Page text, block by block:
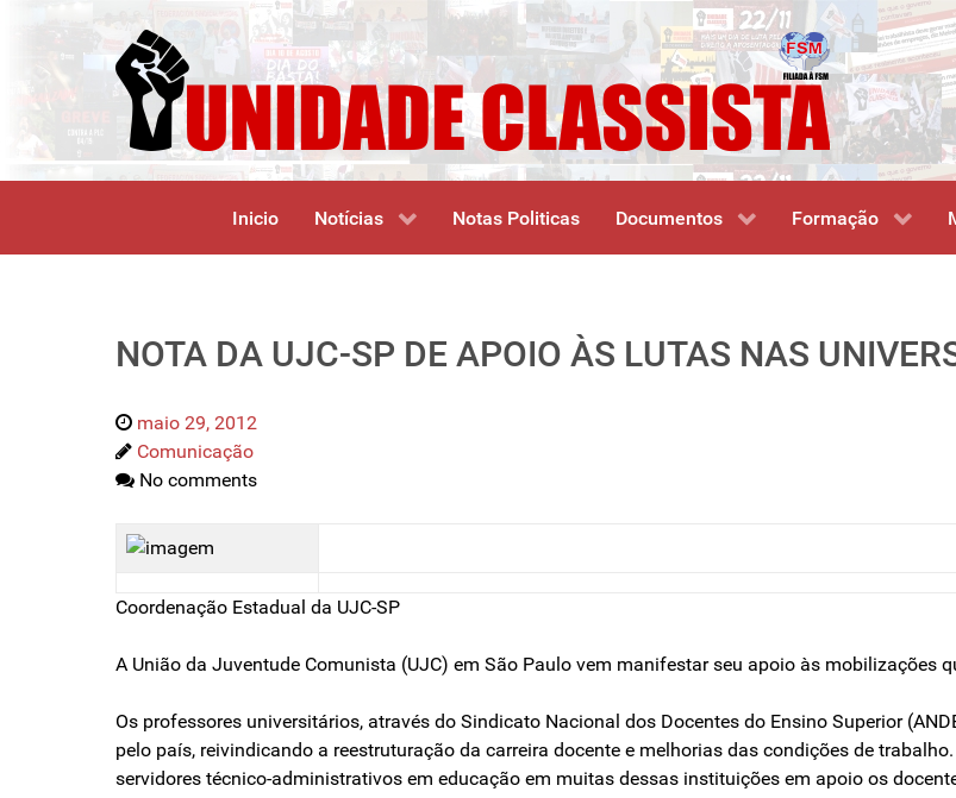
Inicio Notícias Notas Politicas Documentos Formação
NOTA DA UJC-SP DE APOIO ÀS LUTAS NAS
maio 29, 2012
Comunicação
No comments
Coordenação Estadual da UJC-SP
A União da Juventude Comunista (UJC) em São Paulo vem manifestar seu apoio às mobilizações
Os professores universitários, através do Sindicato Nacional dos Docentes do Ensino Superior
pelo país, reivindicando a reestruturação da carreira docente e melhorias das condições de
servidores técnico-administrativos em educação em muitas dessas instituições em apoio os